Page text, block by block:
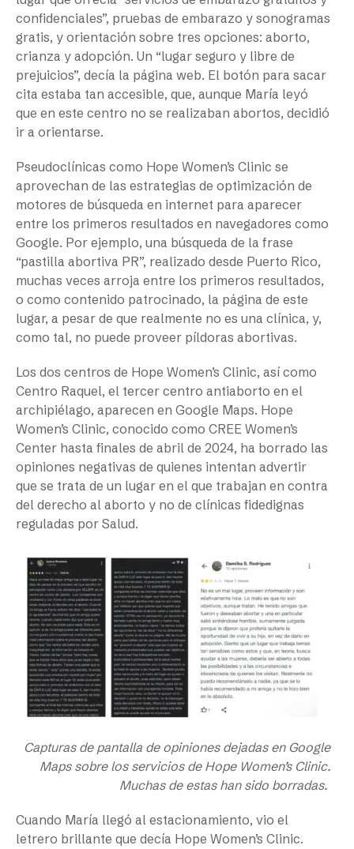
confidenciales”, pruebas de embarazo y sonogramas
gratis, y orientación sobre tres opciones: aborto,
crianza y adopción. Un “lugar seguro y libre de
prejuicios”, decía la página web. El botón para sacar
cita estaba tan accesible, que, aunque María leyó
que en este centro no se realizaban abortos, decidió
ir a orientarse.
Pseudoclínicas como Hope Women’s Clinic se
aprovechan de las estrategias de optimización de
motores de búsqueda en internet para aparecer
entre los primeros resultados en navegadores como
Google. Por ejemplo, una búsqueda de la frase
“pastilla abortiva PR”, realizado desde Puerto Rico,
muchas veces arroja entre los primeros resultados,
o como contenido patrocinado, la página de este
lugar, a pesar de que realmente no es una clínica, y,
como tal, no puede proveer píldoras abortivas.
Los dos centros de Hope Women’s Clinic, así como
Centro Raquel, el tercer centro antiaborto en el
archipiélago, aparecen en Google Maps. Hope
Women’s Clinic, conocido como CREE Women’s
Center hasta finales de abril de 2024, ha borrado las
opiniones negativas de quienes intentan advertir
que se trata de un lugar en el que trabajan en contra
del derecho al aborto y no de clínicas fidedignas
reguladas por Salud.
Capturas de pantalla de opiniones dejadas en Google
Maps sobre los servicios de Hope Women’s Clinic.
Muchas de estas han sido borradas.
Cuando María llegó al estacionamiento, vio el
letrero brillante que decía Hope Women’s Clinic.